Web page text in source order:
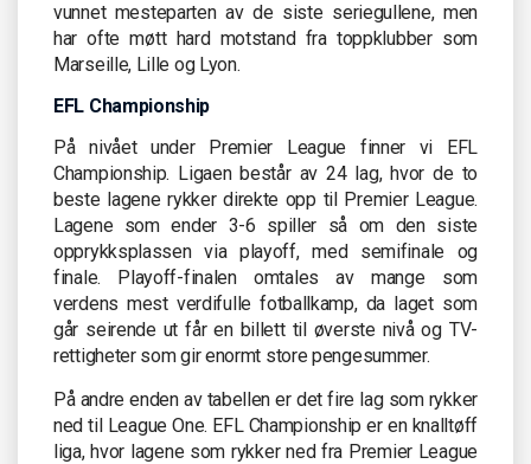
vunnet mesteparten av de siste seriegullene, men
har ofte møtt hard motstand fra toppklubber som
Marseille, Lille og Lyon.
EFL Championship
På nivået under Premier League finner vi EFL
Championship. Ligaen består av 24 lag, hvor de to
beste lagene rykker direkte opp til Premier League.
Lagene som ender 3-6 spiller så om den siste
opprykksplassen via playoff, med semifinale og
finale. Playoff-finalen omtales av mange som
verdens mest verdifulle fotballkamp, da laget som
går seirende ut får en billett til øverste nivå og TV-
rettigheter som gir enormt store pengesummer.
På andre enden av tabellen er det fire lag som rykker
ned til League One. EFL Championship er en knalltøff
liga, hvor lagene som rykker ned fra Premier League